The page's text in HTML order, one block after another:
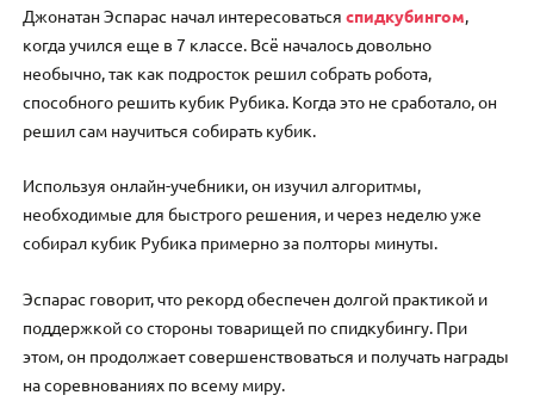
Джонатан Эспарас начал интересоватьсяспидкубингом,
когда учился еще в 7 классе. Всё началось довольно
необычно, так как подросток решил собрать робота,
способного решить кубик Рубика. Когда это не сработало, он
решил сам научиться собирать кубик.
Используя онлайн-учебники, он изучил алгоритмы,
необходимые для быстрого решения, и через неделю уже
собирал кубик Рубика примерно за полторы минуты.
Эспарас говорит, что рекорд обеспечен долгой практикой и
поддержкой со стороны товарищей по спидкубингу. При
этом, он продолжает совершенствоваться и получать награды
на соревнованиях по всему миру.